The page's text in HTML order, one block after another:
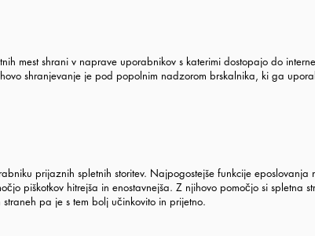
mest shrani v naprave uporabnikov s katerimi dostopajo do
shranjevanje je pod popolnim nadzorom brskalnika, ki ga
prijaznih spletnih storitev. Najpogostejše funkcije
piškotkov hitrejša in enostavnejša. Z njihovo pomočjo si spletna
pa je s tem bolj učinkovito in prijetno.